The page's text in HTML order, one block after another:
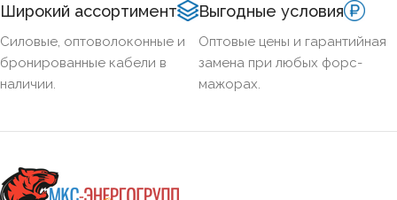
Широкий ассортимент
Силовые, оптоволоконные и
бронированные кабели в
наличии.
Выгодные условия
Оптовые цены и гарантийная
замена при любых форс-
мажорах.